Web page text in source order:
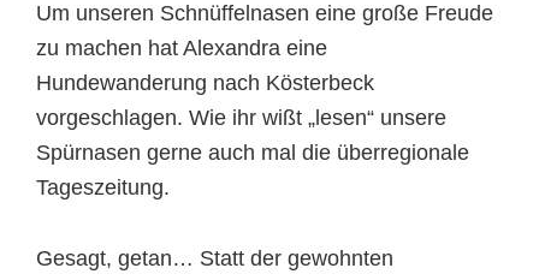
Um unseren Schnüffelnasen eine große Freude
zu machen hat Alexandra eine
Hundewanderung nach Kösterbeck
vorgeschlagen. Wie ihr wißt „lesen“ unsere
Spürnasen gerne auch mal die überregionale
Tageszeitung.
Gesagt, getan… Statt der gewohnten